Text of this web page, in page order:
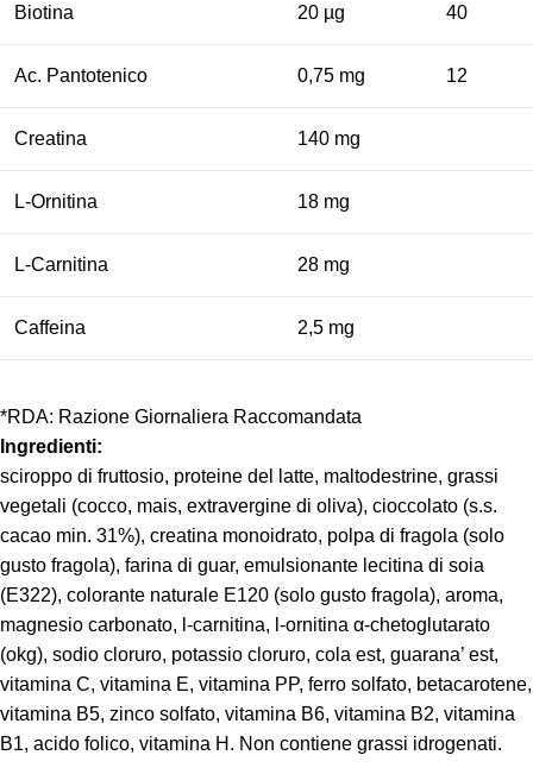
Biotina 20 µg 40
Ac. Pantotenico 0,75 mg 12
Creatina 140 mg
L-Ornitina 18 mg
L-Carnitina 28 mg
Caffeina 2,5 mg
*RDA: Razione Giornaliera Raccomandata
Ingredienti:
sciroppo di fruttosio, proteine del latte, maltodestrine, grassi
vegetali (cocco, mais, extravergine di oliva), cioccolato (s.s.
cacao min. 31%), creatina monoidrato, polpa di fragola (solo
gusto fragola), farina di guar, emulsionante lecitina di soia
(E322), colorante naturale E120 (solo gusto fragola), aroma,
magnesio carbonato, l-carnitina, l-ornitina α-chetoglutarato
(okg), sodio cloruro, potassio cloruro, cola est, guarana’ est,
vitamina C, vitamina E, vitamina PP, ferro solfato, betacarotene,
vitamina B5, zinco solfato, vitamina B6, vitamina B2, vitamina
B1, acido folico, vitamina H. Non contiene grassi idrogenati.